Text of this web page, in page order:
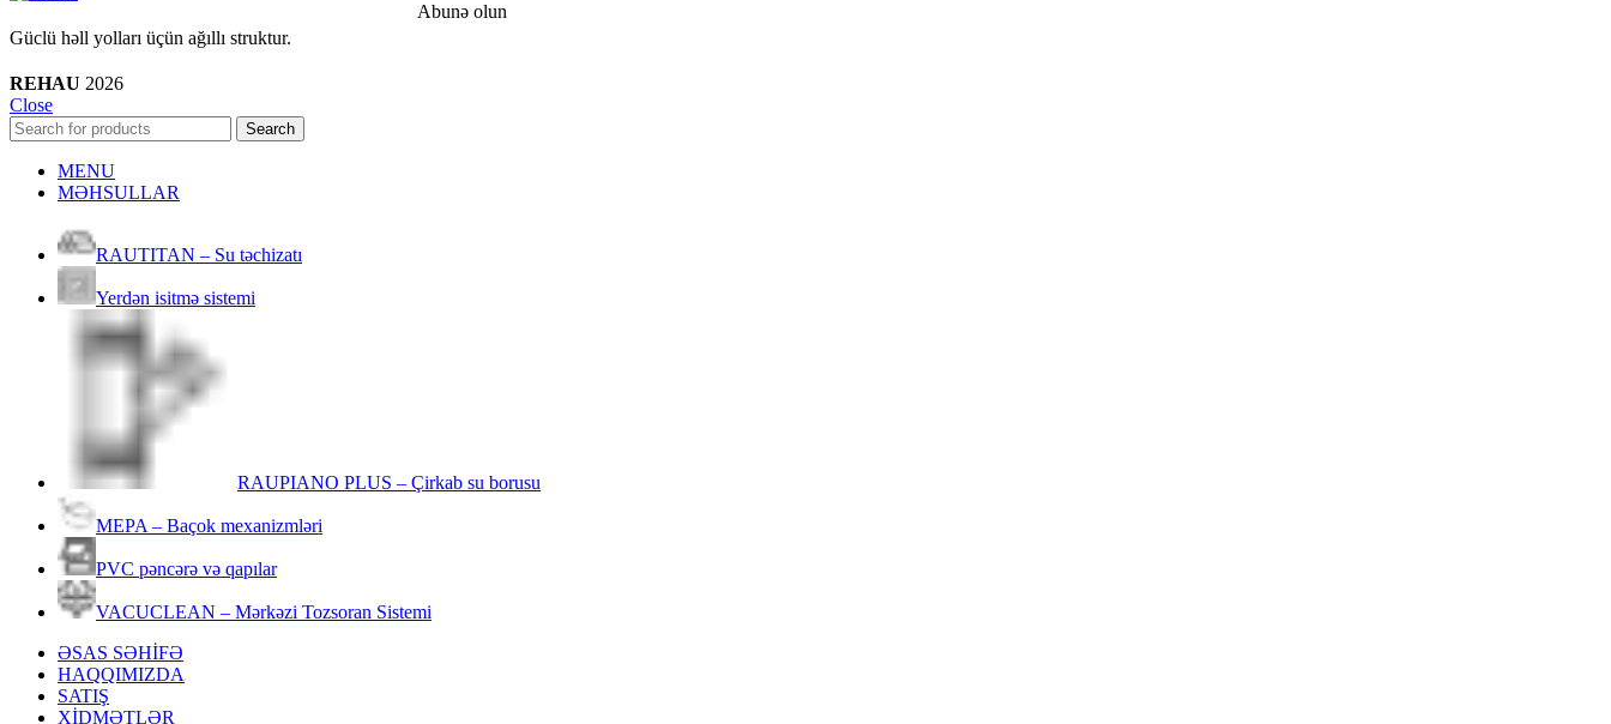
Güclü həll yolları üçün ağıllı struktur.
Abunə olun
REHAU 2026
Close
Search
MENU
MƏHSULLAR
RAUTITAN – Su təchizatı
Yerdən isitmə sistemi
RAUPIANO PLUS – Çirkab su borusu
MEPA – Baçok mexanizmləri
PVC pəncərə və qapılar
VACUCLEAN – Mərkəzi Tozsoran Sistemi
ƏSAS SƏHİFƏ
HAQQIMIZDA
SATIŞ
XİDMƏTLƏR